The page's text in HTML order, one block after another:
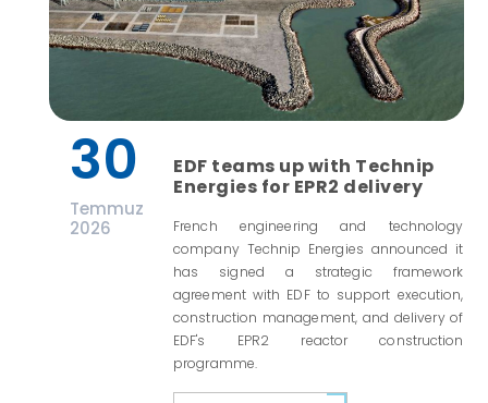
30
Temmuz
2026
EDF teams up with Technip
Energies for EPR2 delivery
French engineering and technology
company Technip Energies announced it
has signed a strategic framework
agreement with EDF to support execution,
construction management, and delivery of
EDF's EPR2 reactor construction
programme.